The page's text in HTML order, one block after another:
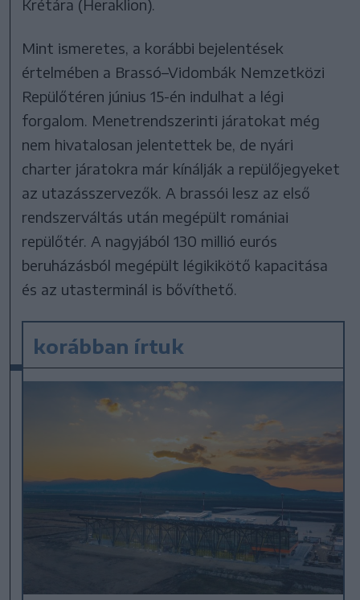
Krétára (Heraklion).
Mint ismeretes, a korábbi bejelentések
értelmében a Brassó–Vidombák Nemzetközi
Repülőtéren június 15-én indulhat a légi
forgalom. Menetrendszerinti járatokat még
nem hivatalosan jelentettek be, de nyári
charter járatokra már kínálják a repülőjegyeket
az utazásszervezők. A brassói lesz az első
rendszerváltás után megépült romániai
repülőtér. A nagyjából 130 millió eurós
beruházásból megépült légikikötő kapacitása
és az utasterminál is bővíthető.
korábban írtuk